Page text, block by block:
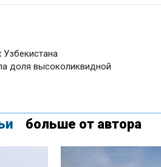
доля высоколиквидной
больше от автора